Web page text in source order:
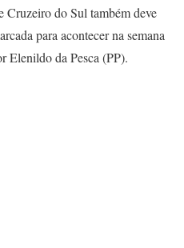
do Sul também deve
para acontecer na semana
Elenildo da Pesca (PP).